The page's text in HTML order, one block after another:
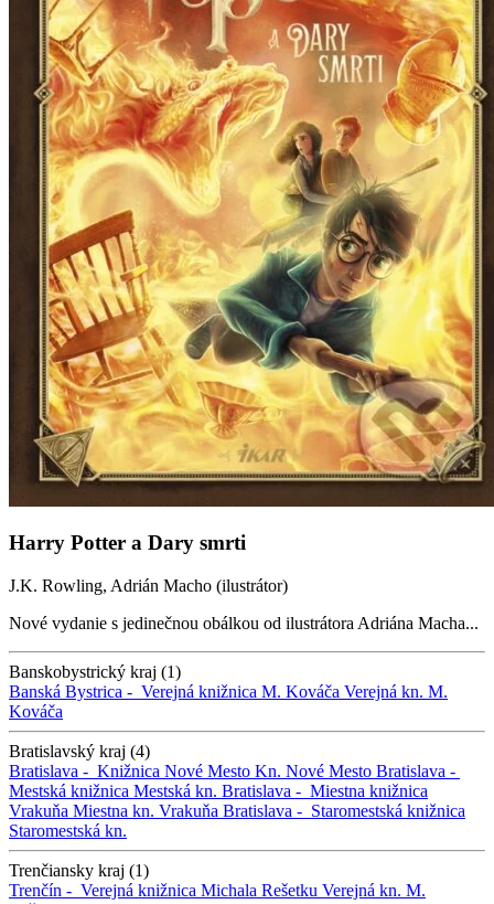
Harry Potter a Dary smrti
J.K. Rowling, Adrián Macho (ilustrátor)
Nové vydanie s jedinečnou obálkou od ilustrátora Adriána Macha...
Banskobystrický kraj (1)
Banská Bystrica - Verejná knižnica M. Kováča Verejná kn. M.
Kováča
Bratislavský kraj (4)
Bratislava - Knižnica Nové Mesto Kn. Nové Mesto Bratislava -
Mestská knižnica Mestská kn. Bratislava - Miestna knižnica
Vrakuňa Miestna kn. Vrakuňa Bratislava - Staromestská knižnica
Staromestská kn.
Trenčiansky kraj (1)
Trenčín - Verejná knižnica Michala Rešetku Verejná kn. M.